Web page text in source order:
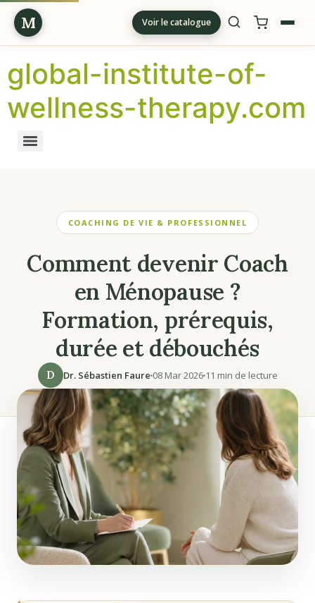
M Voir le catalogue
global-institute-of-
wellness-therapy.com
COACHING DE VIE & PROFESSIONNEL
Comment devenir Coach
en Ménopause ?
Formation, prérequis,
durée et débouchés
D Dr. Sébastien Faure08 Mar 202611 min de lecture